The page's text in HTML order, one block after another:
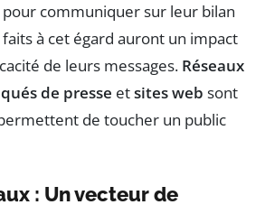
communiquer sur leur bilan
à cet égard auront un impact
de leurs messages. Réseaux
de presse etsites web sont
de toucher un public
: Un vecteur de